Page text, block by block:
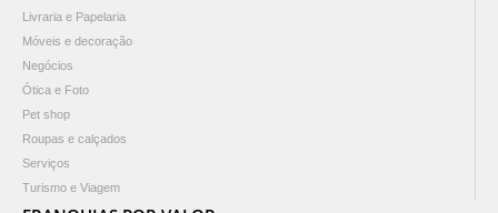
Livraria e Papelaria
Móveis e decoração
Negócios
Ótica e Foto
Pet shop
Roupas e calçados
Serviços
Turismo e Viagem